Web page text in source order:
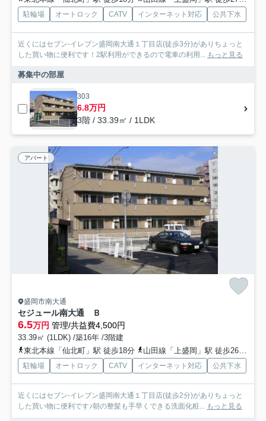
駐輪場 オートロック CATV インターネット対応 公共下水
近くにはセブン-イレブン盛岡南大通１丁目店(徒歩3分)がありちょっと
した買い物に便利です！2駅利用ができるので電車の利用... もっと見る
募集中の部屋
303
6.8万円
3階 / 33.39㎡ / 1LDK
アパート
盛岡市南大通
セジュール南大通 Ｂ
6.5万円 管理/共益費4,500円
33.39㎡ (1LDK) /築16年 /3階建
東北本線「仙北町」駅 徒歩18分
山田線「上盛岡」駅 徒歩26分
駐輪場 オートロック CATV インターネット対応 公共下水
近くにはセブン-イレブン盛岡南大通１丁目店(徒歩2分)がありちょっと
した買い物に便利です♪朝の整髪も手早くできる洗面化粧... もっと見る